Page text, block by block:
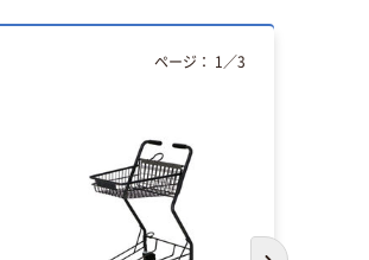
ページ： 1 ／3